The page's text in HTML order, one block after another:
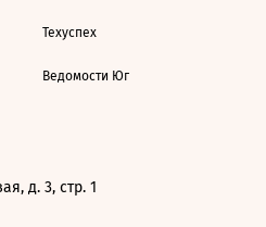
Техуспех
Ведомости Юг
д. 3, стр. 1